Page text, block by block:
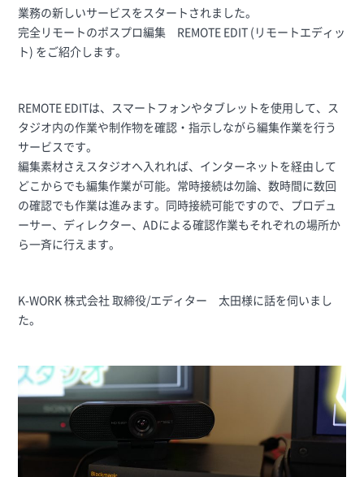
業務の新しいサービスをスタートされました。
完全リモートのポスプロ編集 REMOTE EDIT (リモートエディッ
ト) をご紹介します。
REMOTE EDITは、スマートフォンやタブレットを使用して、ス
タジオ内の作業や制作物を確認・指示しながら編集作業を行う
サービスです。
編集素材さえスタジオへ入れれば、インターネットを経由して
どこからでも編集作業が可能。常時接続は勿論、数時間に数回
の確認でも作業は進みます。同時接続可能ですので、プロデュ
ーサー、ディレクター、ADによる確認作業もそれぞれの場所か
ら一斉に行えます。
K-WORK 株式会社 取締役/エディター 太田様に話を伺いまし
た。